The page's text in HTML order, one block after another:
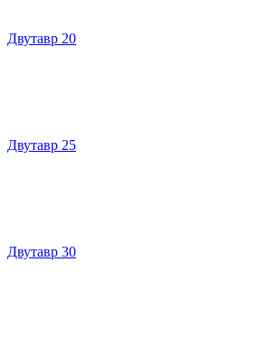
Двутавр 20
Двутавр 25
Двутавр 30